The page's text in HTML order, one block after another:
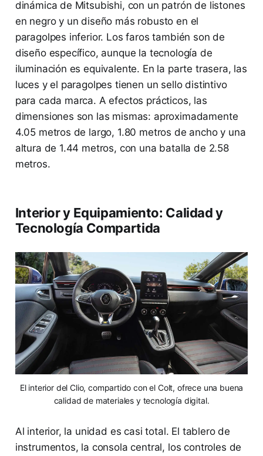
dinámica de Mitsubishi, con un patrón de listones
en negro y un diseño más robusto en el
paragolpes inferior. Los faros también son de
diseño específico, aunque la tecnología de
iluminación es equivalente. En la parte trasera, las
luces y el paragolpes tienen un sello distintivo
para cada marca. A efectos prácticos, las
dimensiones son las mismas: aproximadamente
4.05 metros de largo, 1.80 metros de ancho y una
altura de 1.44 metros, con una batalla de 2.58
metros.
Interior y Equipamiento: Calidad y
Tecnología Compartida
El interior del Clio, compartido con el Colt, ofrece una buena
calidad de materiales y tecnología digital.
Al interior, la unidad es casi total. El tablero de
instrumentos, la consola central, los controles de